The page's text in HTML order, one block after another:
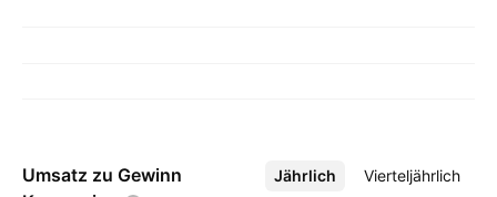
Umsatz zu Gewinn
Jährlich Vierteljährlich
Mehr